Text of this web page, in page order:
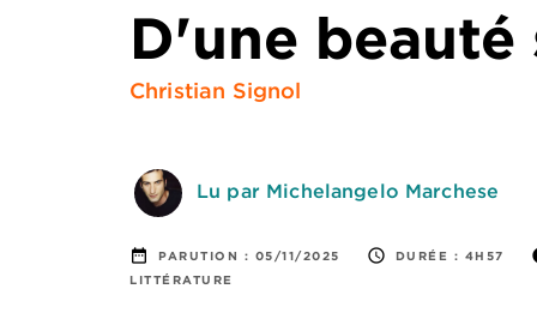
D'une beauté
Christian Signol
Lu par Michelangelo Marchese
date_range PARUTION : 05/11/2025 access_time DURÉE : 4H57
LITTÉRATURE